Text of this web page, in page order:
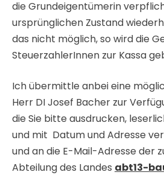
die Grundeigentümerin
ursprünglichen Zustand
das nicht möglich, so wird die
SteuerzahlerInnen zur Kassa
Ich übermittle anbei eine
Herr DI Josef Bacher zur
die Sie bitte ausdrucken,
und mit Datum und Adresse
und an die E-Mail-Adresse der
Abteilung des Landes abt13-